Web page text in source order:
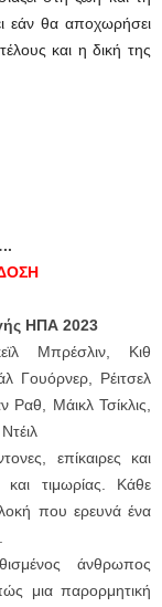
εάν θα αποχωρήσει
και η δική της
ΗΠΑ 2023
Μπρέσλιν, Κιθ
Γουόρνερ, Ρέιτσελ
Μάικλ Τσίκλις,
επίκαιρες και
και τιμωρίας. Κάθε
που ερευνά ένα
άνθρωπος
μια παρορμητική